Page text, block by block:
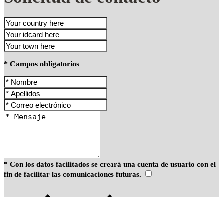
* Campos obligatorios
* Con los datos facilitados se creará una cuenta de usuario con el
fin de facilitar las comunicaciones futuras.